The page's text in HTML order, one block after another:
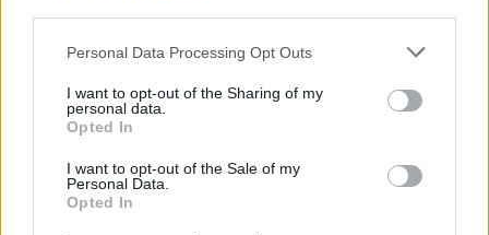
Personal Data Processing Opt Outs
I want to opt-out of the Sharing of my
personal data.
Opted In
I want to opt-out of the Sale of my
Personal Data.
Opted In
FAQ {Payment} Tulpgulden
Antworten:
5 10 August 2015
Anguana
Antworten:
3 2 März 2017
Anguana
Antworten:
2 10 August 2015
FAQ